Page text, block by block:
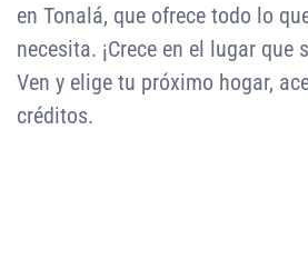
en Tonalá, que ofrece todo lo
necesita. ¡Crece en el lugar que
Ven y elige tu próximo hogar,
créditos.